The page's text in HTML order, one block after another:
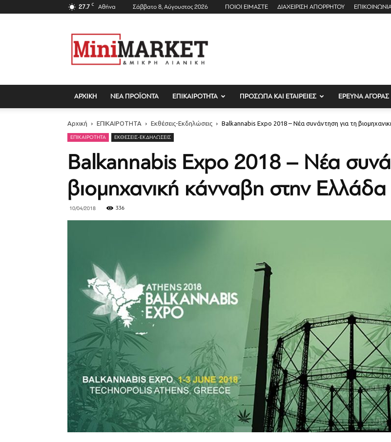
27.7 C Αθήνα Σάββατο 8, Αύγουστος 2026 ΠΟΙΟΙ ΕΙΜΑΣΤΕ ΔΙΑΧΕΙΡΙΣΗ ΑΠΟΡΡΗΤΟΥ
Mini
Market
Magazine
ΑΡΧΙΚΗ ΝΕΑ ΠΡΟΪΟΝΤΑ ΕΠΙΚΑΙΡΟΤΗΤΑ ΠΡΟΣΩΠΑ ΚΑΙ ΕΤΑΙΡΕΙΕΣ ΕΡΕΥΝΑ ΑΓΟΡΑΣ
Αρχική ΕΠΙΚΑΙΡΟΤΗΤΑ Εκθέσεις-Εκδηλώσεις Balkannabis Expo 2018 – Νέα συνάντηση για τη
ΕΠΙΚΑΙΡΟΤΗΤΑ ΕΚΘΈΣΕΙΣ-ΕΚΔΗΛΏΣΕΙΣ
Balkannabis Expo 2018 – Νέα
βιομηχανική κάνναβη στην Ελλάδα
10/04/2018 336